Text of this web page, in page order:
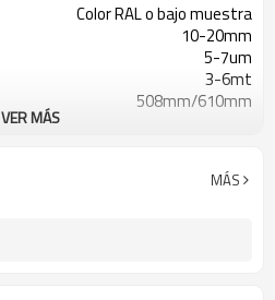
Color RAL o bajo muestra
10-20mm
5-7um
3-6mt
508mm/610mm
VER MÁS
MÁS